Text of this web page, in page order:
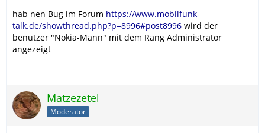
hab nen Bug im Forum https://www.mobilfunk-
talk.de/showthread.php?p=8996#post8996 wird der
benutzer "Nokia-Mann" mit dem Rang Administrator
angezeigt
Matzezetel
Moderator